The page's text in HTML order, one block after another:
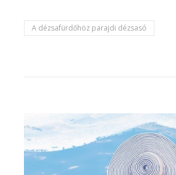
A dézsafürdőhöz parajdi dézsasó